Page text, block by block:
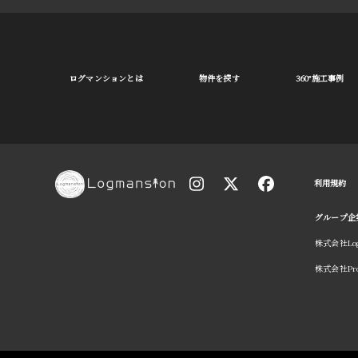
ログマンションとは 物件を探す 360°施工事例
利用規約
グループ企
株式会社
株式会社